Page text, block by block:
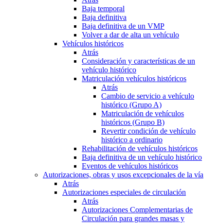
Baja temporal
Baja definitiva
Baja definitiva de un VMP
Volver a dar de alta un vehículo
Vehículos históricos
Atrás
Consideración y características de un
vehículo histórico
Matriculación vehículos históricos
Atrás
Cambio de servicio a vehículo
histórico (Grupo A)
Matriculación de vehículos
históricos (Grupo B)
Revertir condición de vehículo
histórico a ordinario
Rehabilitación de vehículos históricos
Baja definitiva de un vehículo histórico
Eventos de vehículos históricos
Autorizaciones, obras y usos excepcionales de la vía
Atrás
Autorizaciones especiales de circulación
Atrás
Autorizaciones Complementarias de
Circulación para grandes masas y